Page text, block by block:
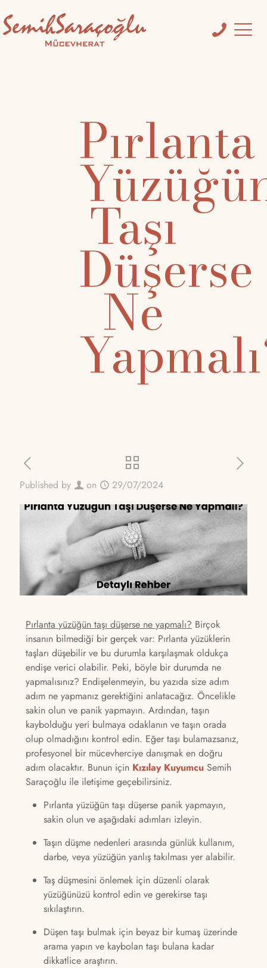
Pırlanta
Taşı
Düşerse
Ne
Published by on 29/07/2024
Pırlanta yüzüğün taşı düşerse ne yapmalı? Birçok
insanın bilmediği bir gerçek var: Pırlanta yüzüklerin
taşları düşebilir ve bu durumla karşılaşmak oldukça
endişe verici olabilir. Peki, böyle bir durumda ne
yapmalısınız? Endişelenmeyin, bu yazıda size adım
adım ne yapmanız gerektiğini anlatacağız. Öncelikle
sakin olun ve panik yapmayın. Ardından, taşın
kaybolduğu yeri bulmaya odaklanın ve taşın orada
olup olmadığını kontrol edin. Eğer taşı bulamazsanız,
profesyonel bir mücevherciye danışmak en doğru
adım olacaktır. Bunun için Kızılay Kuyumcu Semih
Saraçoğlu ile iletişime geçebilirsiniz.
Pırlanta yüzüğün taşı düşerse panik yapmayın,
sakin olun ve aşağıdaki adımları izleyin.
Taşın düşme nedenleri arasında günlük kullanım,
darbe, veya yüzüğün yanlış takılması yer alabilir.
Taş düşmesini önlemek için düzenli olarak
yüzüğünüzü kontrol edin ve gerekirse taşı
sıkılaştırın.
Düşen taşı bulmak için beyaz bir kumaş üzerinde
arama yapın ve kaybolan taşı bulana kadar
dikkatlice araştırın.